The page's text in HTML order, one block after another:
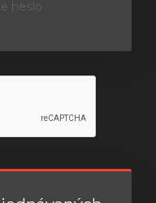
heslo